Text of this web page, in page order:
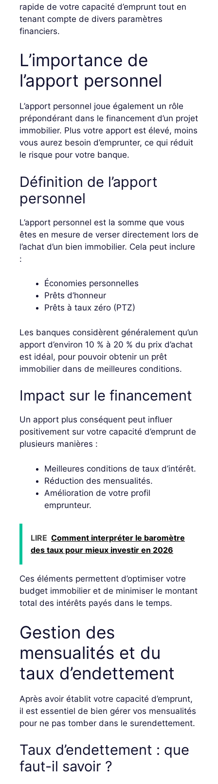
rapide de votre capacité d’emprunt tout en
tenant compte de divers paramètres
financiers.
L’importance de
l’apport personnel
L’apport personnel joue également un rôle
prépondérant dans le financement d’un projet
immobilier. Plus votre apport est élevé, moins
vous aurez besoin d’emprunter, ce qui réduit
le risque pour votre banque.
Définition de l’apport
personnel
L’apport personnel est la somme que vous
êtes en mesure de verser directement lors de
l’achat d’un bien immobilier. Cela peut inclure
:
Économies personnelles
Prêts d’honneur
Prêts à taux zéro (PTZ)
Les banques considèrent généralement qu’un
apport d’environ 10 % à 20 % du prix d’achat
est idéal, pour pouvoir obtenir un prêt
immobilier dans de meilleures conditions.
Impact sur le financement
Un apport plus conséquent peut influer
positivement sur votre capacité d’emprunt de
plusieurs manières :
Meilleures conditions de taux d’intérêt.
Réduction des mensualités.
Amélioration de votre profil
emprunteur.
LIRE Comment interpréter le baromètre
des taux pour mieux investir en 2026
Ces éléments permettent d’optimiser votre
budget immobilier et de minimiser le montant
total des intérêts payés dans le temps.
Gestion des
mensualités et du
taux d’endettement
Après avoir établit votre capacité d’emprunt,
il est essentiel de bien gérer vos mensualités
pour ne pas tomber dans le surendettement.
Taux d’endettement : que
faut-il savoir ?